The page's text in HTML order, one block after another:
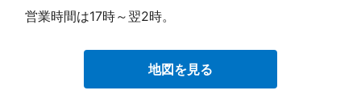
営業時間は17時～翌2時。
地図を見る